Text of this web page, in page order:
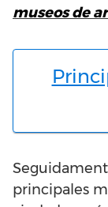
museos de
principales